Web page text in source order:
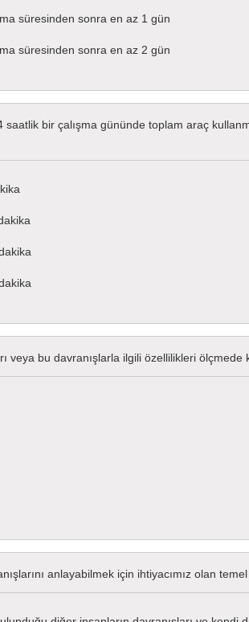
süresinden sonra en az 1 gün
süresinden sonra en az 2 gün
saatlik bir çalışma gününde toplam araç
veya bu davranışlarla ilgili özellilikleri
anlayabilmek için ihtiyacımız olan